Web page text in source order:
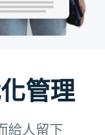
管理
給人留下